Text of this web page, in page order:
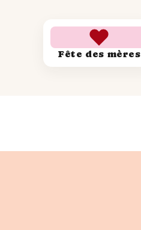
Fête des mères